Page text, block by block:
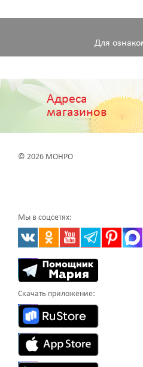
Для
Адреса
магазинов
© 2026 МОНРО
Мы в соцсетях:
Скачать приложение: